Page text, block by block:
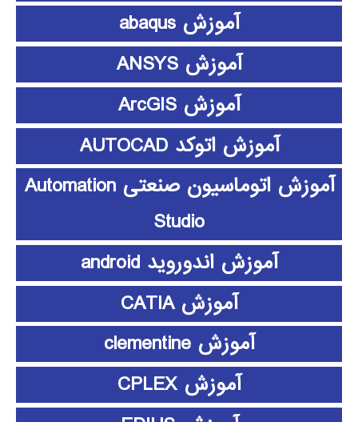
آموزش abaqus
آموزش ANSYS
آموزش ArcGIS
آموزش اتوکد AUTOCAD
آموزش اتوماسیون صنعتی Automation
Studio
آموزش اندوروید android
آموزش CATIA
آموزش clementine
آموزش CPLEX